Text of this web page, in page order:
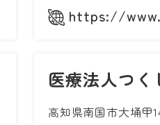
https://
医療法人つ
高知県南国市大埇甲